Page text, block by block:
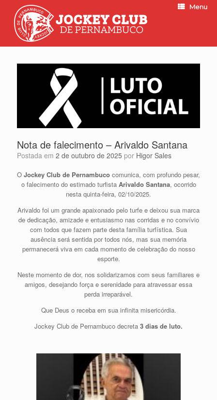
Menu
Nota de falecimento – Arivaldo Santana
Postada em 2 de outubro de 2025 por Higor Sales
O Jockey Club de Pernambuco comunica, com profundo pesar,
o falecimento do estimado turfistaArivaldo Santana, ocorrido
nesta quinta-feira, 02/10/2025.
Arivaldo foi um grande apaixonado pelo turfe e deixou sua marca
de dedicação, amizade e entusiasmo nas corridas e no convívio
com todos que fazem parte desta família turfística. Sua
ausência será sentida por todos nós, mas sua memória
permanecerá viva em cada momento de celebração do nosso
esporte.
Neste momento de dor, nos solidarizamos com seus familiares e
amigos, desejando força e serenidade para atravessar essa
perda irreparável.
Que Deus o receba em sua infinita misericórdia.
Jockey Club de Pernambuco decreta 3 dias de luto.